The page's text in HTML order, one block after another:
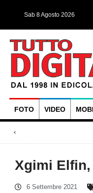
Sab 8 Agosto 2026
FOTO VIDEO
Xgimi
6 Settembre 2021